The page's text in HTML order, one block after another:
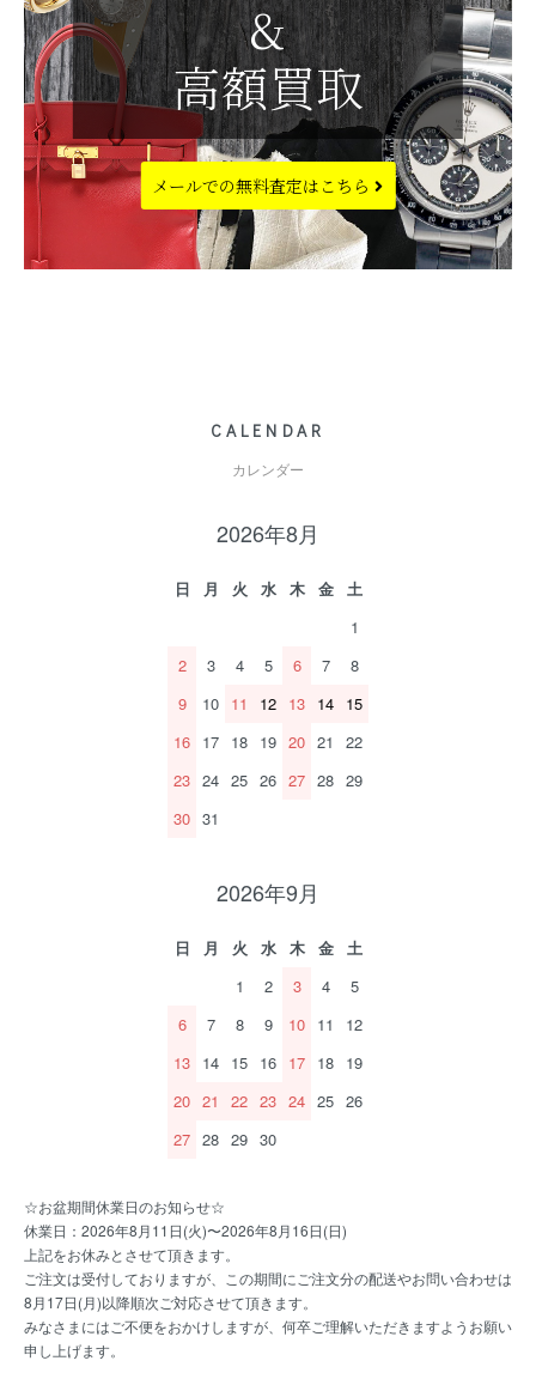
&
高額買取
メールでの無料査定はこちら
CALENDAR
カレンダー
2026年8月
日 月 火 水 木 金
土
1
2
3 4 5 6 7
8
9
10 11 12 13 14 15
16 17 18 19 20 21
22
23 24 25 26 27 28 29
30 31
2026年9月
日 月 火 水 木 金
土
1
2 3 4
5
6
7 8 9 10 11
12
13 14 15 16 17 18 19
20 21 22 23 24 25 26
27 28 29 30
☆お盆期間休業日のお知らせ☆
休業日：2026年8月11日(火)〜2026年8月16日(日)
上記をお休みとさせて頂きます。
ご注文は受付しておりますが、この期間にご注文分の配送やお問い合わせは
8月17日(月)以降順次ご対応させて頂きます。
みなさまにはご不便をおかけしますが、何卒ご理解いただきますようお願い
申し上げます。